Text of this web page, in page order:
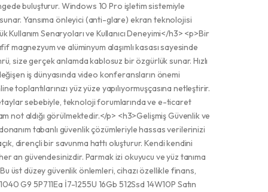
buluşturur. Windows 10 Pro işletim sistemiyle
Yansıma önleyici (anti-glare) ekran teknolojisi
Senaryoları ve Kullanıcı Deneyimi</h3> <p>Bir
ve alüminyum alaşımlı kasası sayesinde
size gerçek anlamda kablosuz bir özgürlük sunar. Hızlı
iş dünyasında video konferansların önemi
yüz yüze yapılıyormuşçasına netleştirir.
sebebiyle, teknoloji forumlarında ve e-ticaret
not aldığı görülmektedir.</p> <h3>Gelişmiş Güvenlik ve
tabanlı güvenlik çözümleriyle hassas verilerinizi
dirençli bir savunma hattı oluşturur. Kendi kendini
an güvendesinizdir. Parmak izi okuyucu ve yüz tanıma
üst düzey güvenlik önlemleri, cihazı özellikle finans,
G9 5P711Ea İ7-1255U 16Gb 512Ssd 14W10P Satın